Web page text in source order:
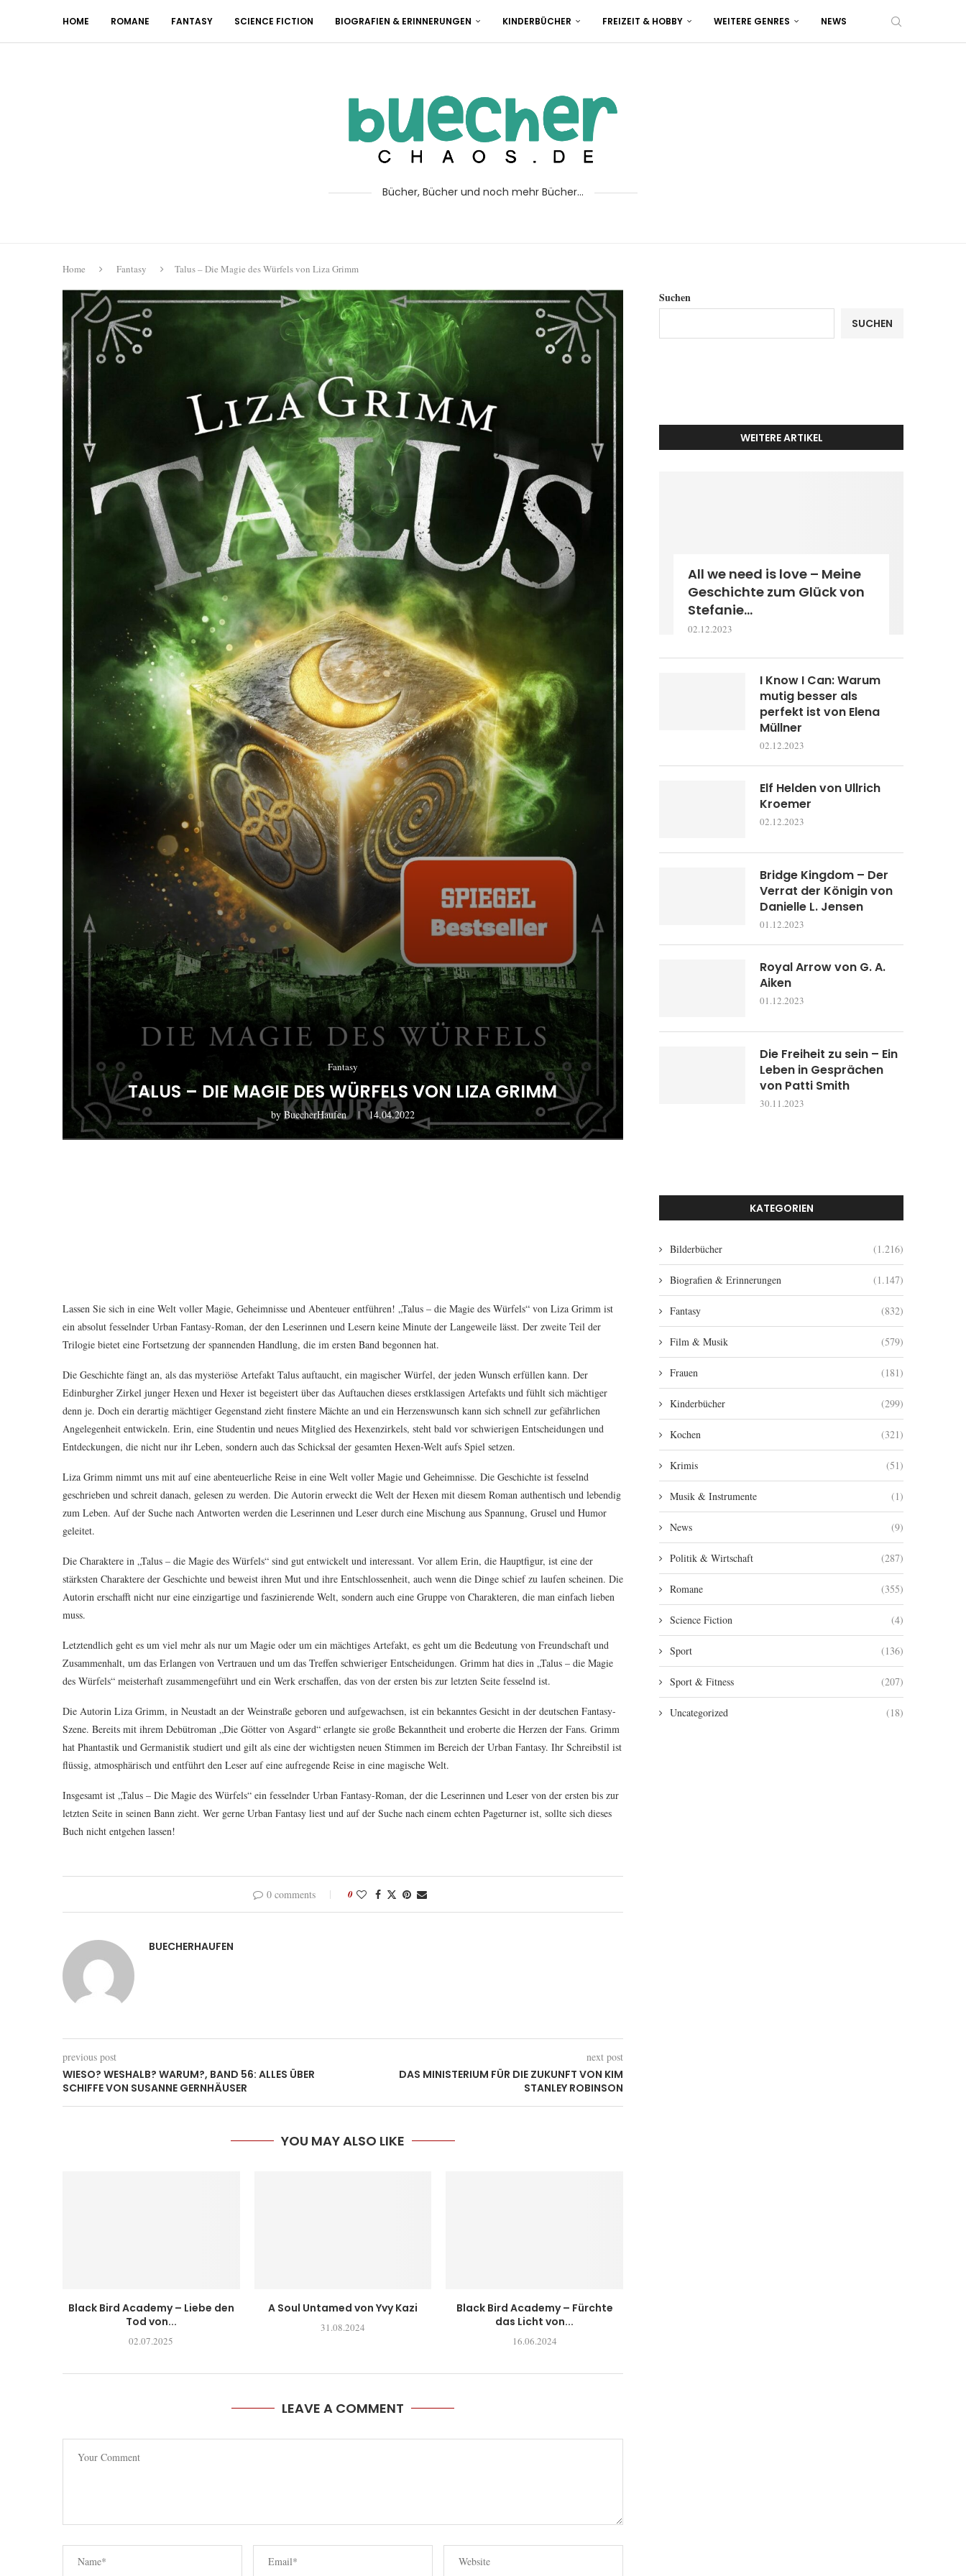
HOME ROMANE FANTASY SCIENCE FICTION BIOGRAFIEN & ERINNERUNGEN KINDERBÜCHER FREIZEIT & HOBBY WEITERE GENRES NEWS
Bücher, Bücher und noch mehr Bücher...
Home Fantasy Talus – Die Magie des Würfels von Liza Grimm
Fantasy
TALUS – DIE MAGIE DES WÜRFELS VON LIZA GRIMM
by BuecherHaufen 14.04.2022
Lassen Sie sich in eine Welt voller Magie, Geheimnisse und Abenteuer entführen! „Talus – die Magie des Würfels“ von Liza Grimm ist
ein absolut fesselnder Urban Fantasy-Roman, der den Leserinnen und Lesern keine Minute der Langeweile lässt. Der zweite Teil der
Trilogie bietet eine Fortsetzung der spannenden Handlung, die im ersten Band begonnen hat.
Die Geschichte fängt an, als das mysteriöse Artefakt Talus auftaucht, ein magischer Würfel, der jeden Wunsch erfüllen kann. Der
Edinburgher Zirkel junger Hexen und Hexer ist begeistert über das Auftauchen dieses erstklassigen Artefakts und fühlt sich mächtiger
denn je. Doch ein derartig mächtiger Gegenstand zieht finstere Mächte an und ein Herzenswunsch kann sich schnell zur gefährlichen
Angelegenheit entwickeln. Erin, eine Studentin und neues Mitglied des Hexenzirkels, steht bald vor schwierigen Entscheidungen und
Entdeckungen, die nicht nur ihr Leben, sondern auch das Schicksal der gesamten Hexen-Welt aufs Spiel setzen.
Liza Grimm nimmt uns mit auf eine abenteuerliche Reise in eine Welt voller Magie und Geheimnisse. Die Geschichte ist fesselnd
geschrieben und schreit danach, gelesen zu werden. Die Autorin erweckt die Welt der Hexen mit diesem Roman authentisch und lebendig
zum Leben. Auf der Suche nach Antworten werden die Leserinnen und Leser durch eine Mischung aus Spannung, Grusel und Humor
geleitet.
Die Charaktere in „Talus – die Magie des Würfels“ sind gut entwickelt und interessant. Vor allem Erin, die Hauptfigur, ist eine der
stärksten Charaktere der Geschichte und beweist ihren Mut und ihre Entschlossenheit, auch wenn die Dinge schief zu laufen scheinen. Die
Autorin erschafft nicht nur eine einzigartige und faszinierende Welt, sondern auch eine Gruppe von Charakteren, die man einfach lieben
muss.
Letztendlich geht es um viel mehr als nur um Magie oder um ein mächtiges Artefakt, es geht um die Bedeutung von Freundschaft und
Zusammenhalt, um das Erlangen von Vertrauen und um das Treffen schwieriger Entscheidungen. Grimm hat dies in „Talus – die Magie
des Würfels“ meisterhaft zusammengeführt und ein Werk erschaffen, das von der ersten bis zur letzten Seite fesselnd ist.
Die Autorin Liza Grimm, in Neustadt an der Weinstraße geboren und aufgewachsen, ist ein bekanntes Gesicht in der deutschen Fantasy-
Szene. Bereits mit ihrem Debütroman „Die Götter von Asgard“ erlangte sie große Bekanntheit und eroberte die Herzen der Fans. Grimm
hat Phantastik und Germanistik studiert und gilt als eine der wichtigsten neuen Stimmen im Bereich der Urban Fantasy. Ihr Schreibstil ist
flüssig, atmosphärisch und entführt den Leser auf eine aufregende Reise in eine magische Welt.
Insgesamt ist „Talus – Die Magie des Würfels“ ein fesselnder Urban Fantasy-Roman, der die Leserinnen und Leser von der ersten bis zur
letzten Seite in seinen Bann zieht. Wer gerne Urban Fantasy liest und auf der Suche nach einem echten Pageturner ist, sollte sich dieses
Buch nicht entgehen lassen!
0 comments 0
BUECHERHAUFEN
previous post
WIESO? WESHALB? WARUM?, BAND 56: ALLES ÜBER
SCHIFFE VON SUSANNE GERNHÄUSER
next post
DAS MINISTERIUM FÜR DIE ZUKUNFT VON KIM
STANLEY ROBINSON
YOU MAY ALSO LIKE
Black Bird Academy – Liebe den
Tod von...
02.07.2025
A Soul Untamed von Yvy Kazi
31.08.2024
Black Bird Academy – Fürchte
das Licht von...
16.06.2024
LEAVE A COMMENT
Suchen
SUCHEN
WEITERE ARTIKEL
All we need is love – Meine
Geschichte zum Glück von
Stefanie...
02.12.2023
I Know I Can: Warum
mutig besser als
perfekt ist von Elena
Müllner
02.12.2023
Elf Helden von Ullrich
Kroemer
02.12.2023
Bridge Kingdom – Der
Verrat der Königin von
Danielle L. Jensen
01.12.2023
Royal Arrow von G. A.
Aiken
01.12.2023
Die Freiheit zu sein – Ein
Leben in Gesprächen
von Patti Smith
30.11.2023
KATEGORIEN
Bilderbücher (1.216)
Biografien & Erinnerungen (1.147)
Fantasy (832)
Film & Musik (579)
Frauen (181)
Kinderbücher (299)
Kochen (321)
Krimis (51)
Musik & Instrumente (1)
News (9)
Politik & Wirtschaft (287)
Romane (355)
Science Fiction (4)
Sport (136)
Sport & Fitness (207)
Uncategorized (18)